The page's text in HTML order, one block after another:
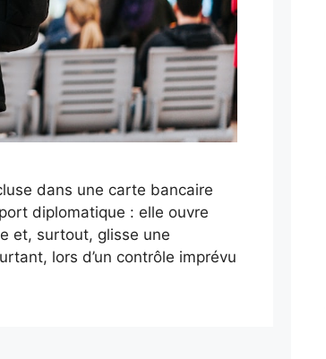
dans une carte bancaire
diplomatique : elle ouvre
et, surtout, glisse une
lors d’un contrôle imprévu